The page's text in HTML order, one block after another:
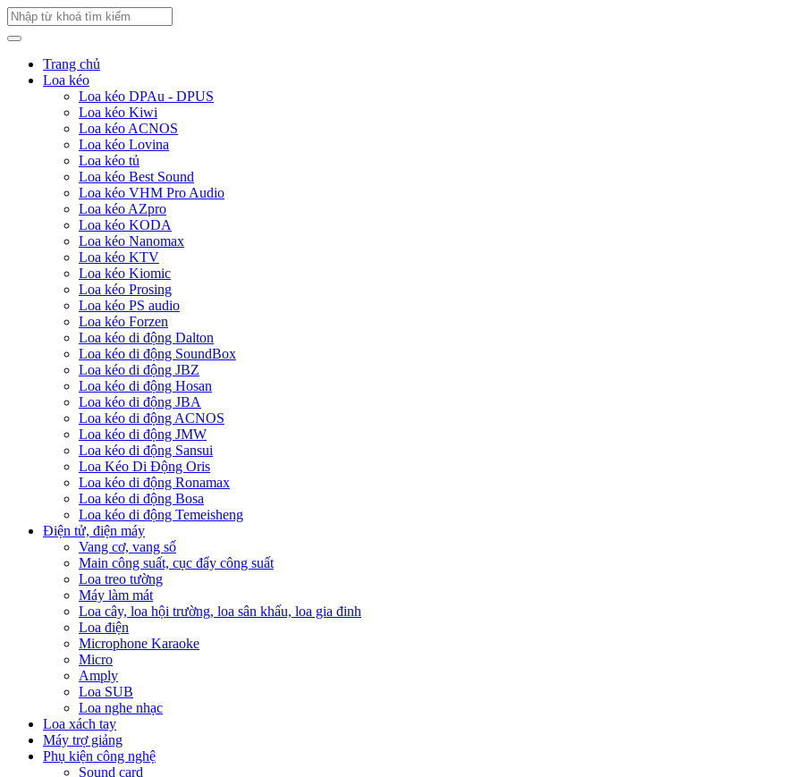
Trang chủ
Loa kéo
Loa kéo DPAu - DPUS
Loa kéo Kiwi
Loa kéo ACNOS
Loa kéo Lovina
Loa kéo tủ
Loa kéo Best Sound
Loa kéo VHM Pro Audio
Loa kéo AZpro
Loa kéo KODA
Loa kéo Nanomax
Loa kéo KTV
Loa kéo Kiomic
Loa kéo Prosing
Loa kéo PS audio
Loa kéo Forzen
Loa kéo di động Dalton
Loa kéo di động SoundBox
Loa kéo di động JBZ
Loa kéo di động Hosan
Loa kéo di động JBA
Loa kéo di động ACNOS
Loa kéo di động JMW
Loa kéo di động Sansui
Loa Kéo Di Động Oris
Loa kéo di động Ronamax
Loa kéo di động Bosa
Loa kéo di động Temeisheng
Điện tử, điện máy
Vang cơ, vang số
Main công suất, cục đẩy công suất
Loa treo tường
Máy làm mát
Loa cây, loa hội trường, loa sân khấu, loa gia đinh
Loa điện
Microphone Karaoke
Micro
Amply
Loa SUB
Loa nghe nhạc
Loa xách tay
Máy trợ giảng
Phụ kiện công nghệ
Sound card